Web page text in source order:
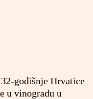
godišnje Hrvatice
u vinogradu u